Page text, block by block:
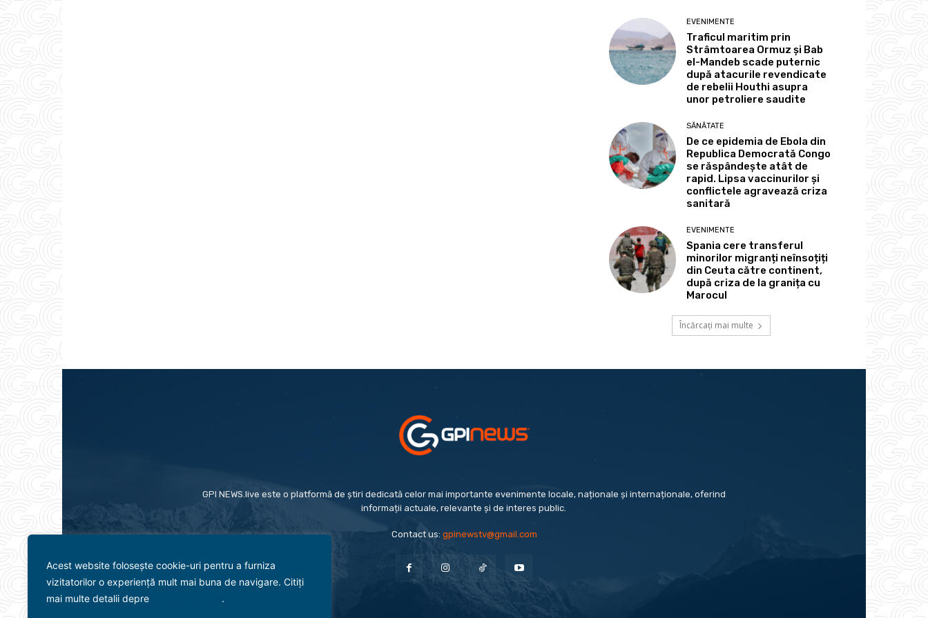
Acest website folosește cookie-uri pentru a furniza
vizitatorilor o experiență mult mai buna de navigare. Citiți
mai multe detalii depre
.
EVENIMENTE
Traficul maritim prin
Strâmtoarea Ormuz și Bab
el-Mandeb scade puternic
după atacurile revendicate
de rebelii Houthi asupra
unor petroliere saudite
SĂNĂTATE
De ce epidemia de Ebola din
Republica Democrată Congo
se răspândește atât de
rapid. Lipsa vaccinurilor și
conflictele agravează criza
sanitară
EVENIMENTE
Spania cere transferul
minorilor migranți neînsoțiți
din Ceuta către continent,
după criza de la granița cu
Marocul
Încărcați mai multe
GPI NEWS.live este o platformă de știri dedicată celor mai importante evenimente locale, naționale și internaționale, oferind
informații actuale, relevante și de interes public.
Contact us: gpinewstv@gmail.com